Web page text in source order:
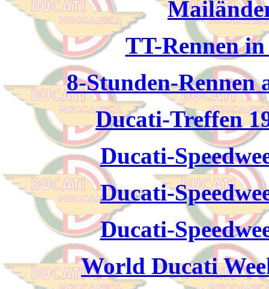
TT-Rennen
8-Stunden-
Ducati-Treffen
Ducati-
Ducati-
Ducati-
World Ducati